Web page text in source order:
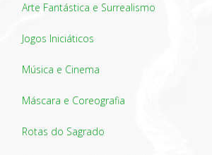
Arte Fantástica e Surrealismo
Jogos Iniciáticos
Música e Cinema
Máscara e Coreografia
Rotas do Sagrado